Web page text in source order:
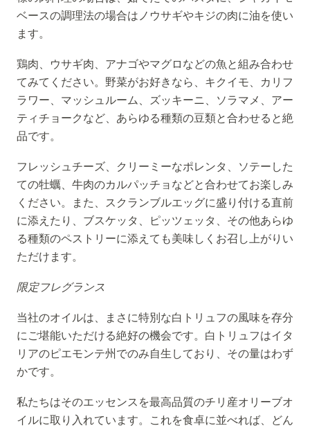
ベースの調理法の場合はノウサギやキジの肉に油を使い
ます。
鶏肉、ウサギ肉、アナゴやマグロなどの魚と組み合わせ
てみてください。野菜がお好きなら、キクイモ、カリフ
ラワー、マッシュルーム、ズッキーニ、ソラマメ、アー
ティチョークなど、あらゆる種類の豆類と合わせると絶
品です。
フレッシュチーズ、クリーミーなポレンタ、ソテーした
ての牡蠣、牛肉のカルパッチョなどと合わせてお楽しみ
ください。また、スクランブルエッグに盛り付ける直前
に添えたり、ブスケッタ、ピッツェッタ、その他あらゆ
る種類のペストリーに添えても美味しくお召し上がりい
ただけます。
限定フレグランス
当社のオイルは、まさに特別な白トリュフの風味を存分
にご堪能いただける絶好の機会です。白トリュフはイタ
リアのピエモンテ州でのみ自生しており、その量はわず
かです。
私たちはそのエッセンスを最高品質のチリ産オリーブオ
イルに取り入れています。これを食卓に並べれば、どん